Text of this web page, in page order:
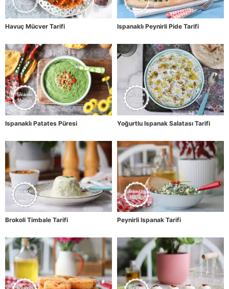
Havuç Mücver Tarifi Ispanaklı Peynirli Pide Tarifi
Ispanaklı Patates Püresi Yoğurtlu Ispanak Salatası Tarifi
Brokoli Timbale Tarifi Peynirli Ispanak Tarifi